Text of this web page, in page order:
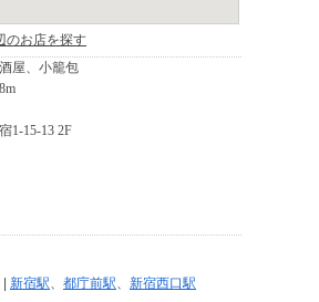
| 新宿駅、 都庁前駅、 新宿西口駅